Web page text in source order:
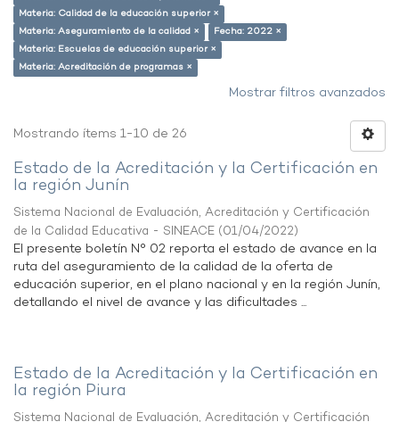
Materia: Calidad de la educación superior ×
Materia: Aseguramiento de la calidad ×
Fecha: 2022 ×
Materia: Escuelas de educación superior ×
Materia: Acreditación de programas ×
Mostrar filtros avanzados
Mostrando ítems 1-10 de 26
Estado de la Acreditación y la Certificación en
la región Junín
Sistema Nacional de Evaluación, Acreditación y Certificación
de la Calidad Educativa - SINEACE (01/04/2022)
El presente boletín N° 02 reporta el estado de avance en la
ruta del aseguramiento de la calidad de la oferta de
educación superior, en el plano nacional y en la región Junín,
detallando el nivel de avance y las dificultades ...
Estado de la Acreditación y la Certificación en
la región Piura
Sistema Nacional de Evaluación, Acreditación y Certificación